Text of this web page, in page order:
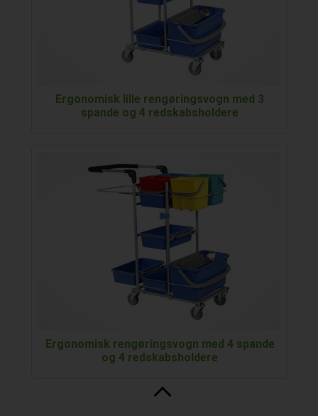
Ergonomisk lille rengøringsvogn med 3
spande og 4 redskabsholdere
Ergonomisk rengøringsvogn med 4 spande
og 4 redskabsholdere